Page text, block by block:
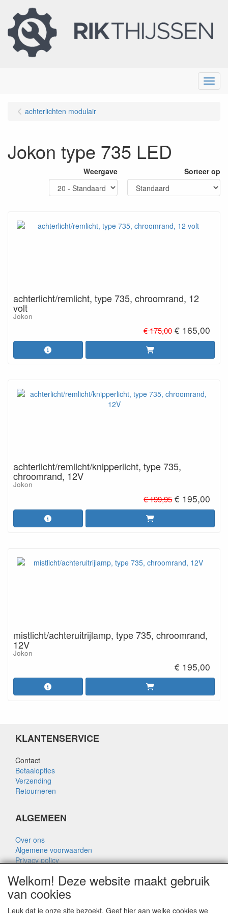
Menu
achterlichten modulair
Jokon type 735 LED
Weergave Sorteer op
achterlicht/remlicht, type 735, chroomrand, 12
volt
Jokon
€ 175,00 € 165,00
achterlicht/remlicht/knipperlicht, type 735,
chroomrand, 12V
Jokon
€ 199,95 € 195,00
mistlicht/achteruitrijlamp, type 735, chroomrand,
12V
Jokon
€ 195,00
KLANTENSERVICE
Contact
Betaalopties
Verzending
Retourneren
ALGEMEEN
Over ons
Algemene voorwaarden
Privacy policy
Over Rik Thijssen
Welkom! Deze website maakt gebruik
van cookies
Leuk dat je onze site bezoekt. Geef hier aan welke cookies we